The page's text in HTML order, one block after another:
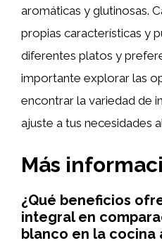
aromáticas y glutinosas.
propias características y
diferentes platos y
importante explorar las
encontrar la variedad de
ajuste a tus necesidades
Más
¿Qué beneficios
integral en
blanco en la cocina